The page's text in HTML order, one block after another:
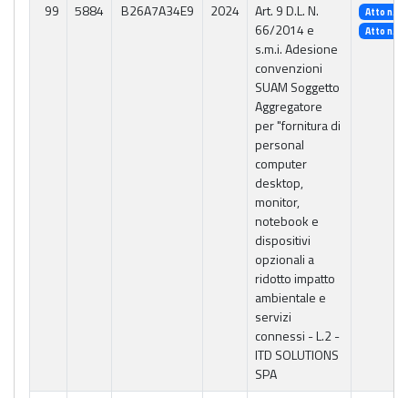
99 5884 B26A7A34E9 2024
Art. 9 D.L. N.
66/2014 e
s.m.i. Adesione
convenzioni
SUAM Soggetto
Aggregatore
per "fornitura di
personal
computer
desktop,
monitor,
notebook e
dispositivi
opzionali a
ridotto impatto
ambientale e
servizi
connessi - L.2 -
ITD SOLUTIONS
SPA
Atto n.
Atto n.